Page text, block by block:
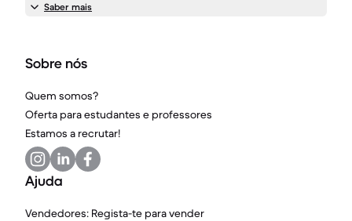
Saber mais
Sobre nós
Quem somos?
Oferta para estudantes e professores
Estamos a recrutar!
Ajuda
Vendedores: Regista-te para vender